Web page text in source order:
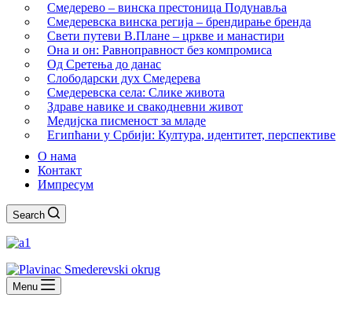
Смедерево – винска престоница Подунавља
Смедеревска винска регија – брендирање бренда
Свети путеви В.Плане – цркве и манастири
Она и он: Равноправност без компромиса
Од Сретења до данас
Слободарски дух Смедерева
Смедеревска села: Слике живота
Здраве навике и свакодневни живот
Медијска писменост за младе
Египћани у Србији: Култура, идентитет, перспективе
О нама
Контакт
Импресум
Search
Menu